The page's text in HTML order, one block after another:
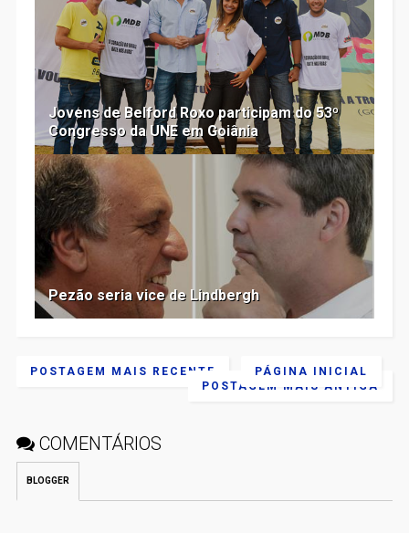
Jovens de Belford Roxo participam do 53º
Congresso da UNE em Goiânia
Pezão seria vice de Lindbergh
POSTAGEM MAIS RECENTE
POSTAGEM MAIS ANTIGA
PÁGINA INICIAL
COMENTÁRIOS
BLOGGER